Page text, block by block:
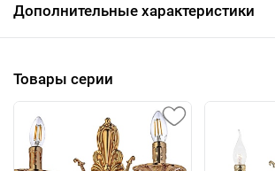
Дополнительные характеристики
Товары серии